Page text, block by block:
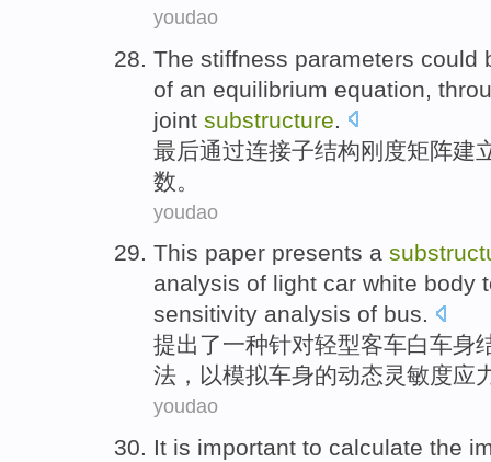
youdao
The stiffness parameters could
of an equilibrium equation
joint substructure
最后通过连接子结构刚度矩阵建
数 。
youdao
This paper presents a
analysis of light car white body
sensitivity analysis of bus.
提出了一种针对轻型客车白车身
法 ， 以模拟车身的动态灵敏度应
youdao
It is important to calculate the